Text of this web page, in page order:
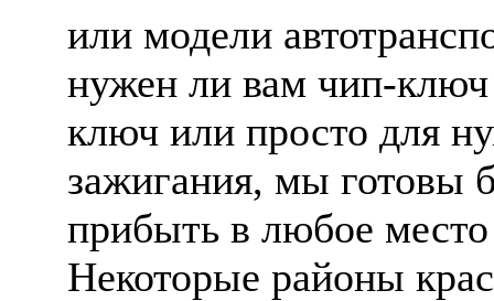
или модели
нужен ли вам чип-
ключ или просто для
зажигания, мы готовы
прибыть в любое
Некоторые районы